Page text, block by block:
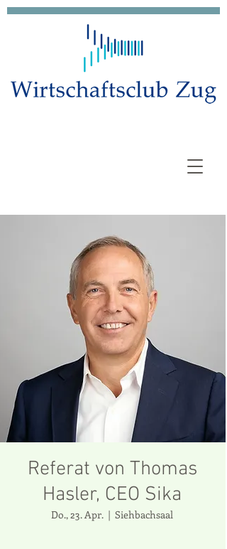
Referat von Thomas
Hasler, CEO Sika
Do., 23. Apr.
  |
Siehbachsaal